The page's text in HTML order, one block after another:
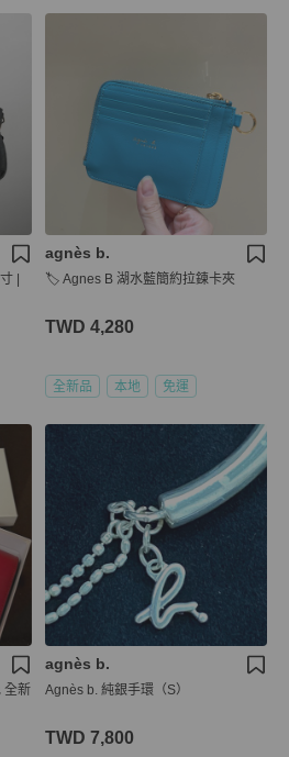
|
agnès b.
🏷️ Agnes B 湖水藍簡約拉鍊卡夾
TWD 4,280
全新品 本地 免運
全新
agnès b.
Agnès b. 純銀手環（S）
TWD 7,800